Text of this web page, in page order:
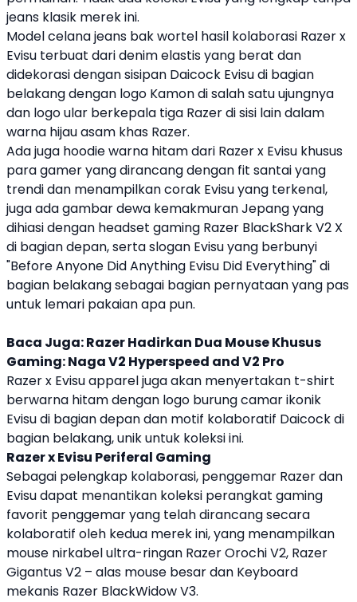
jeans klasik merek ini.
Model celanajeans bak wortel hasil kolaborasi Razerx
Evisu terbuat dari denim elastis yang berat dan
didekorasi dengan sisipan Daicock Evisudi bagian
belakang dengan logo Kamon di salah satu ujungnya
dan logo ular berkepala tiga Razerdi sisi lain dalam
warna hijau asam khas Razer.
Ada juga hoodie warna hitam dari Razer x Evisu khusus
para gamer yang dirancang dengan fit santai yang
trendi dan menampilkan corak Evisu yang terkenal,
juga ada gambar dewa kemakmuran Jepang yang
dihiasi dengan headset gaming Razer BlackShark V2 X
di bagian depan, serta slogan Evisu yang berbunyi
"Before Anyone Did Anything Evisu Did Everything" di
bagian belakang sebagai bagian pernyataan yang pas
untuk lemari pakaian apa pun.
Baca Juga:Razer Hadirkan Dua Mouse Khusus
Gaming: Naga V2 Hyperspeed and V2 Pro
Razerx Evisuappareljuga akan menyertakan t-shirt
berwarna hitam dengan logo burung camar ikonik
Evisudi bagian depan dan motif kolaboratif Daicock di
bagian belakang, unik untuk koleksi ini.
RazerxEvisu Periferal Gaming
Sebagai pelengkap kolaborasi, penggemar Razer dan
Evisu dapat menantikan koleksi perangkat gaming
favorit penggemar yang telah dirancang secara
kolaboratif oleh kedua merek ini, yang menampilkan
mouse nirkabel ultra-ringan Razer Orochi V2, Razer
Gigantus V2 – alas mouse besar dan Keyboard
mekanis Razer BlackWidow V3.